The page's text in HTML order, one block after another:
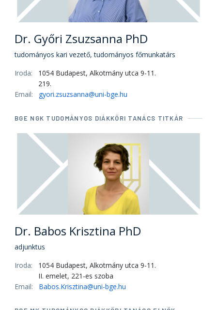
Dr. Győri Zsuzsanna PhD
tudományos kari vezető, tudományos főmunkatárs
Iroda:
1054 Budapest, Alkotmány utca 9-11.
219.
Email:
gyori.zsuzsanna@uni-bge.hu
BGE NGK TUDOMÁNYOS DIÁKKÖRI TANÁCS TITKÁR
Dr. Babos Krisztina PhD
adjunktus
Iroda:
1054 Budapest, Alkotmány utca 9-11.
II. emelet, 221-es szoba
Email:
Babos.Krisztina@uni-bge.hu